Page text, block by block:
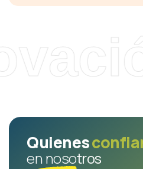
Quienes
en nosotros